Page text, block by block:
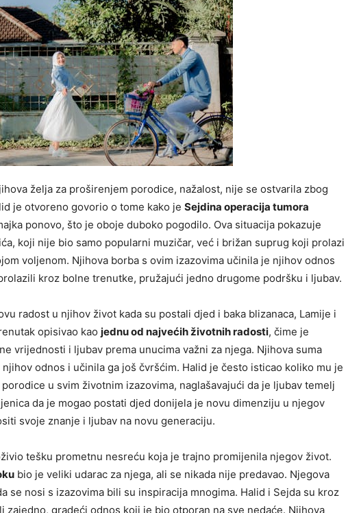
želja za proširenjem porodice, nažalost, nije se ostvarila zbog
je otvoreno govorio o tome kako je Sejdina operacija tumora
ponovo, što je oboje duboko pogodilo. Ova situacija pokazuje
koji nije bio samo popularni muzičar, već i brižan suprug koji prolazi
voljenom. Njihova borba s ovim izazovima učinila je njihov odnos
kroz bolne trenutke, pružajući jedno drugome podršku i ljubav.
radost u njihov život kada su postali djed i baka blizanaca, Lamije i
opisivao kao jednu od najvećih životnih radosti, čime je
vrijednosti i ljubav prema unucima važni za njega. Njihova suma
odnos i učinila ga još čvršćim. Halid je često isticao koliko mu je
u svim životnim izazovima, naglašavajući da je ljubav temelj
da je mogao postati djed donijela je novu dimenziju u njegov
svoje znanje i ljubav na novu generaciju.
tešku prometnu nesreću koja je trajno promijenila njegov život.
bio je veliki udarac za njega, ali se nikada nije predavao. Njegova
se nosi s izazovima bili su inspiracija mnogima. Halid i Sejda su kroz
zajedno, gradeći odnos koji je bio otporan na sve nedaće. Njihova